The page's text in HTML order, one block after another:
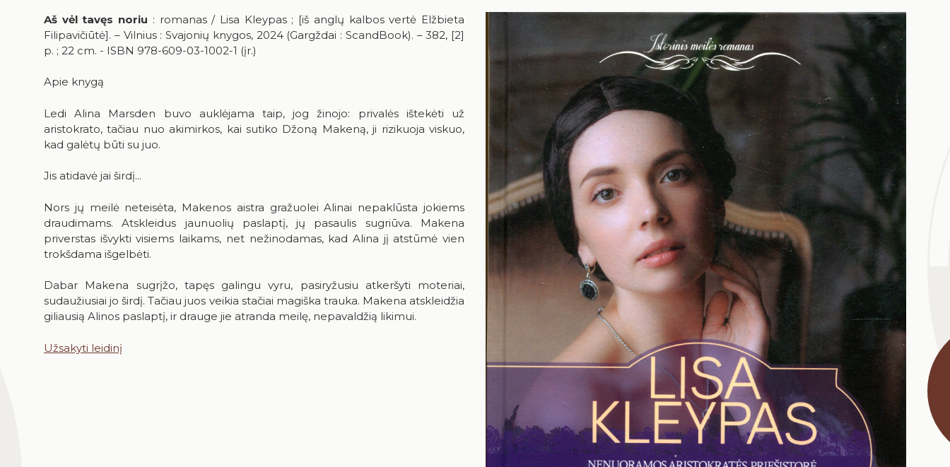
Aš vėl tavęs noriu : romanas / Lisa Kleypas ; [iš anglų kalbos vertė Elžbieta
Filipavičiūtė]. – Vilnius : Svajonių knygos, 2024 (Gargždai : ScandBook). – 382, [2]
p. ; 22 cm. - ISBN 978-609-03-1002-1 (įr.)
Apie knygą
Ledi Alina Marsden buvo auklėjama taip, jog žinojo: privalės ištekėti už
aristokrato, tačiau nuo akimirkos, kai sutiko Džoną Makeną, ji rizikuoja viskuo,
kad galėtų būti su juo.
Jis atidavė jai širdį...
Nors jų meilė neteisėta, Makenos aistra gražuolei Alinai nepaklūsta jokiems
draudimams. Atskleidus jaunuolių paslaptį, jų pasaulis sugriūva. Makena
priverstas išvykti visiems laikams, net nežinodamas, kad Alina jį atstūmė vien
trokšdama išgelbėti.
Dabar Makena sugrįžo, tapęs galingu vyru, pasiryžusiu atkeršyti moteriai,
sudaužiusiai jo širdį. Tačiau juos veikia stačiai magiška trauka. Makena atskleidžia
giliausią Alinos paslaptį, ir drauge jie atranda meilę, nepavaldžią likimui.
Užsakyti leidinį